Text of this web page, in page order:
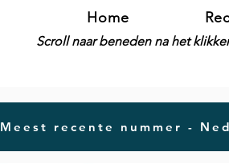
Home
Scroll naar beneden na het
Meest recente nummer -